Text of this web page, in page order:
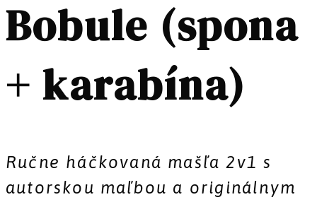
Bobule (spona
+ karabína)
Ručne háčkovaná mašľa 2v1 s
autorskou maľbou a originálnym